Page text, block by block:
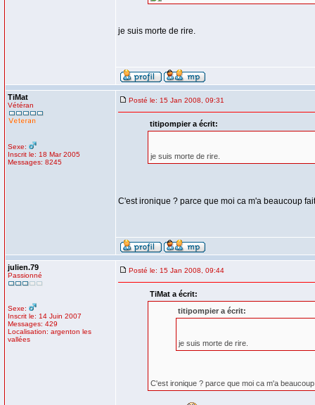
je suis morte de rire.
TiMat
Vétéran
Sexe:
Inscrit le: 18 Mar 2005
Messages: 8245
Posté le: 15 Jan 2008, 09:31
titipompier a écrit:
je suis morte de rire.
C'est ironique ? parce que moi ca m'a beaucoup
julien.79
Passionné
Sexe:
Inscrit le: 14 Juin 2007
Messages: 429
Localisation: argenton les
vallées
Posté le: 15 Jan 2008, 09:44
TiMat a écrit:
titipompier a écrit:
je suis morte de rire.
C'est ironique ? parce que moi ca m'a